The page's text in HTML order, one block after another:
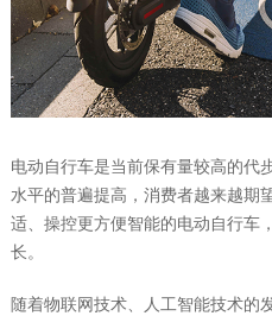
电动自行车是当前保有量较高的代
水平的普遍提高，消费者越来越期
适、操控更方便智能的电动自行车
长。
随着物联网技术、人工智能技术的